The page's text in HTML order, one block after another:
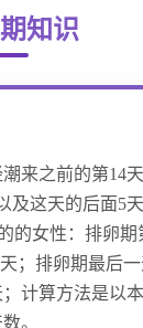
知识
来之前的第14
及这天的后面5
的女性：排卵期
；排卵期最后
计算方法是以
。